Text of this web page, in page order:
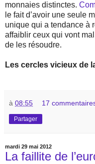
monnaies distinctes.
le fait d’avoir une seule
unique qui a tendance à
affaiblir ceux qui vont
de les résoudre.
Les cercles vicieux de
à 08:55 17
Partager
mardi 29 mai 2012
La faillite de